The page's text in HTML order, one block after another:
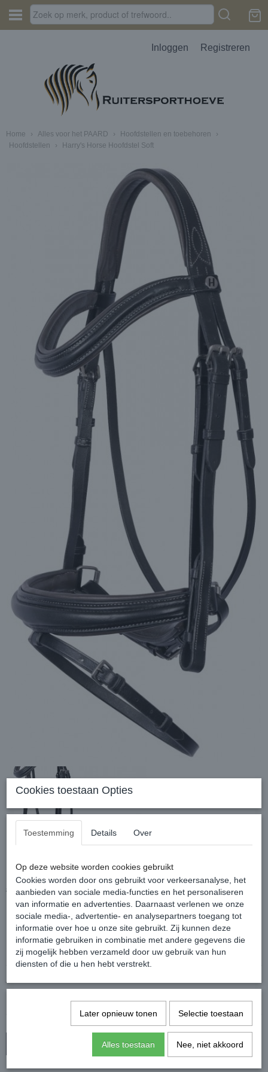
Inloggen Registreren
Home › Alles voor het PAARD › Hoofdstellen en toebehoren
›
Hoofdstellen
› Harry's Horse Hoofdstel Soft
Harry's Horse Hoofdstel Soft
€ 69,95 € 59,95 (inclusief btw 21%)
Maat
Aantal
In winkelwagen
Cookies toestaan Opties
Toestemming Details Over
Op deze website worden cookies gebruikt
Cookies worden door ons gebruikt voor verkeersanalyse, het
aanbieden van sociale media-functies en het personaliseren
van informatie en advertenties. Daarnaast verlenen we onze
sociale media-, advertentie- en analysepartners toegang tot
informatie over hoe u onze site gebruikt. Zij kunnen deze
informatie gebruiken in combinatie met andere gegevens die
zij mogelijk hebben verzameld door uw gebruik van hun
diensten of die u hen hebt verstrekt.
Later opnieuw tonen Selectie toestaan
Alles toestaan Nee, niet akkoord